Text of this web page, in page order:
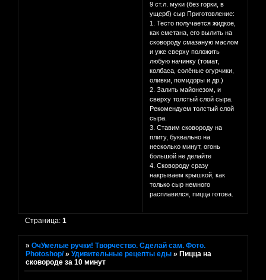
9 ст.л. муки (без горки, в
ущерб) сыр Приготовление:
1. Тесто получается жидкое,
как сметана, его вылить на
сковороду смазаную маслом
и уже сверху положить
любую начинку (томат,
колбаса, солёные огурчики,
оливки, помидоры и др.)
2. Залить майонезом, и
сверху толстый слой сыра.
Рекомендуем толстый слой
сыра.
3. Ставим сковороду на
плиту, буквально на
несколько минут, огонь
большой не делайте
4. Сковороду сразу
накрываем крышкой, как
только сыр немного
расплавился, пицца готова.
Страница:1
»ОчУмелые ручки! Творчество. Сделай сам. Фото.
Photoshop/ »Удивительные рецепты еды »Пицца на
сковороде за 10 минут